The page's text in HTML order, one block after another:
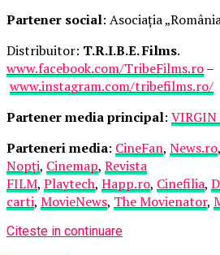
Partener social: Asociația
Distribuitor: T.R.I.B.E. Films.
www.facebook.com/TribeFilms.ro–
www.instagram.com/tribefilms.ro/
Partener media principal:
Parteneri media: CineFan, News.ro,
Nopți, Cinemap, Revista
FILM, Playtech, Happ.ro, Cinefilia,
carti, MovieNews, The Movienator,
Citeste in continuare